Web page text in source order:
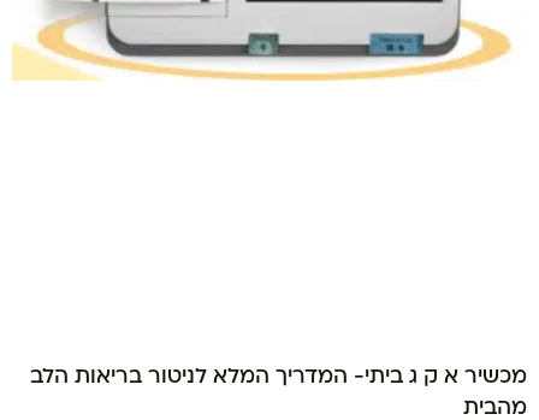
מכשיר א ק ג ביתי- המדריך המלא לניטור בריאות הלב
מהבית